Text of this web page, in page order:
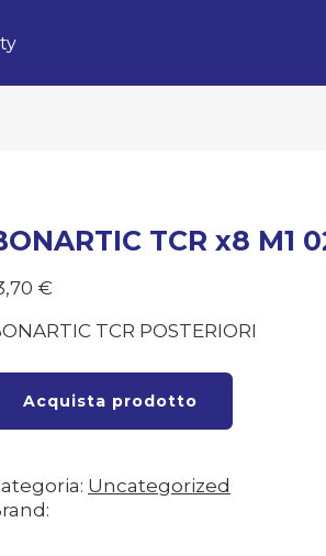
TCR x8 M1
€
TCR POSTERIORI
Acquista prodotto
Uncategorized